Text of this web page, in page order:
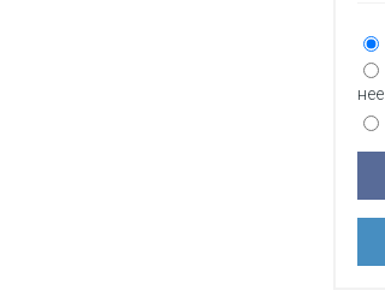
нее